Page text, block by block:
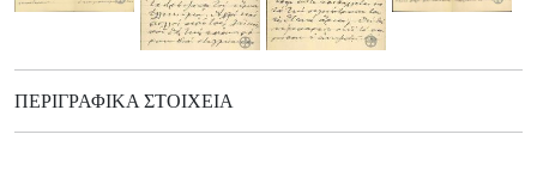
ΠΕΡΙΓΡΑΦΙΚΆ ΣΤΟΙΧΕΊΑ